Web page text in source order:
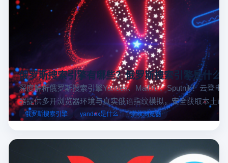
俄罗斯搜索引擎有哪些？俄罗斯搜索引擎是什么
深度解析俄罗斯搜索引擎Yandex、Mail.ru 、Sputnik！云登电
器提供多开浏览器环境与真实俄语指纹模拟，安全获取本土市
据，助力跨境电商精准决策。
俄罗斯搜索引擎 yandex是什么 指纹浏览器